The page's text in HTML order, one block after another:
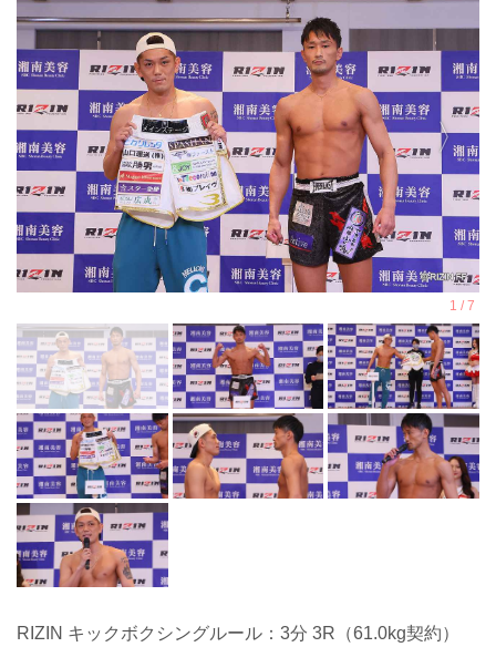
RIZIN キックボクシングルール：3分 3R（61.0kg契約）